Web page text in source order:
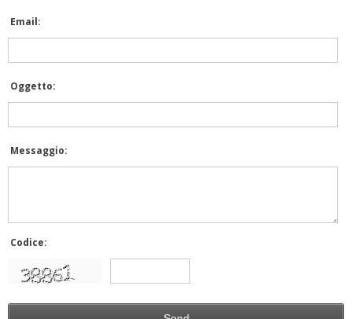
Email:
Oggetto:
Messaggio:
Codice: